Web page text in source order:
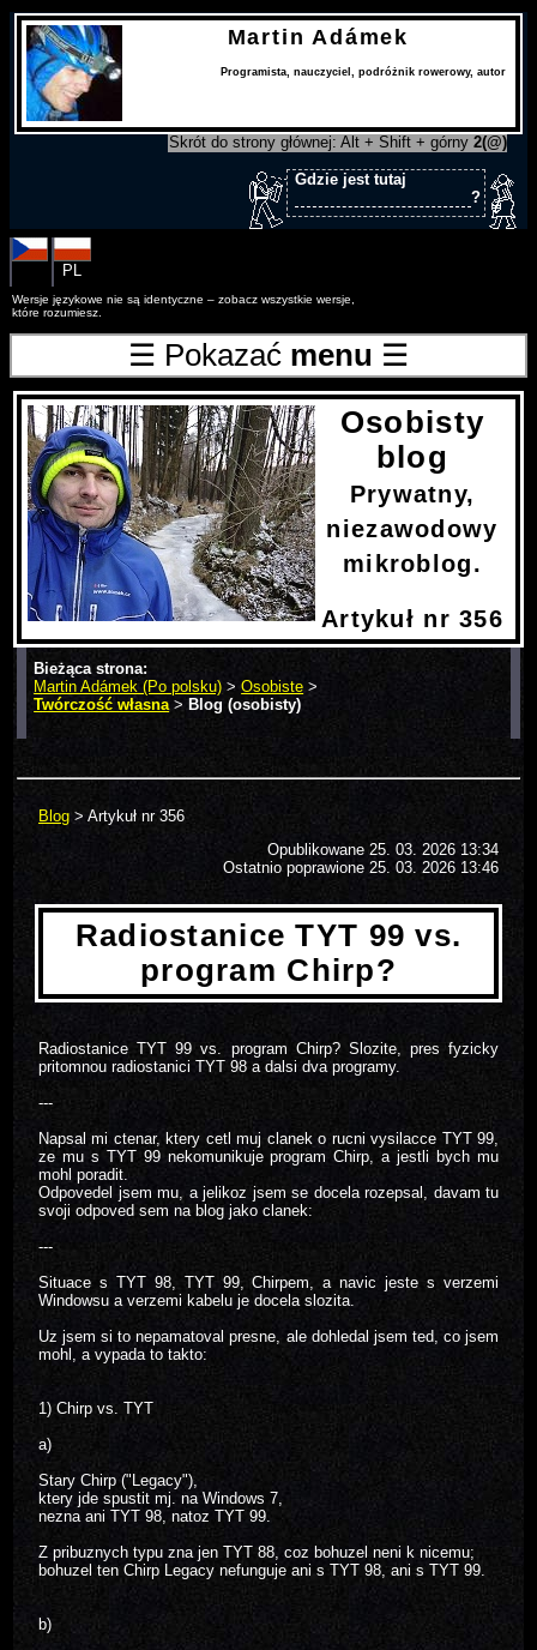
Martin Adámek
Programista, nauczyciel podróżnik rowerowy, autor
Skrót do strony głównej: Alt + Shift + górny 2(@)
Gdzie jest tutaj
?
PL
Wersje językowe nie są identyczne – zobacz wszystkie wersje,
które rozumiesz.
☰ Pokazać menu ☰
Osobisty
blog
Prywatny,
niezawodowy
mikroblog.
Artykuł nr 356
Bieżąca strona:
Martin Adámek (Po polsku) >Osobiste >
Twórczość własna > Blog (osobisty)
Blog > Artykuł nr 356
Opublikowane25. 03. 2026 13:34
Ostatnio poprawione 25. 03. 2026 13:46
Radiostanice TYT 99 vs.
program Chirp?
Radiostanice TYT 99 vs. program Chirp? Slozite, pres fyzicky
pritomnou radiostanici TYT 98 a dalsi dva programy.
---
Napsal mi ctenar, ktery cetl muj clanek o rucni vysilacce TYT 99,
ze mu s TYT 99 nekomunikuje program Chirp, a jestli bych mu
mohl poradit.
Odpovedel jsem mu, a jelikoz jsem se docela rozepsal, davam tu
svoji odpoved sem na blog jako clanek:
---
Situace s TYT 98, TYT 99, Chirpem, a navic jeste s verzemi
Windowsu a verzemi kabelu je docela slozita.
Uz jsem si to nepamatoval presne, ale dohledal jsem ted, co jsem
mohl, a vypada to takto:
1) Chirp vs. TYT
a)
Stary Chirp ("Legacy"),
ktery jde spustit mj. na Windows 7,
nezna ani TYT 98, natoz TYT 99.
Z pribuznych typu zna jen TYT 88, coz bohuzel neni k nicemu;
bohuzel ten Chirp Legacy nefunguje ani s TYT 98, ani s TYT 99.
b)